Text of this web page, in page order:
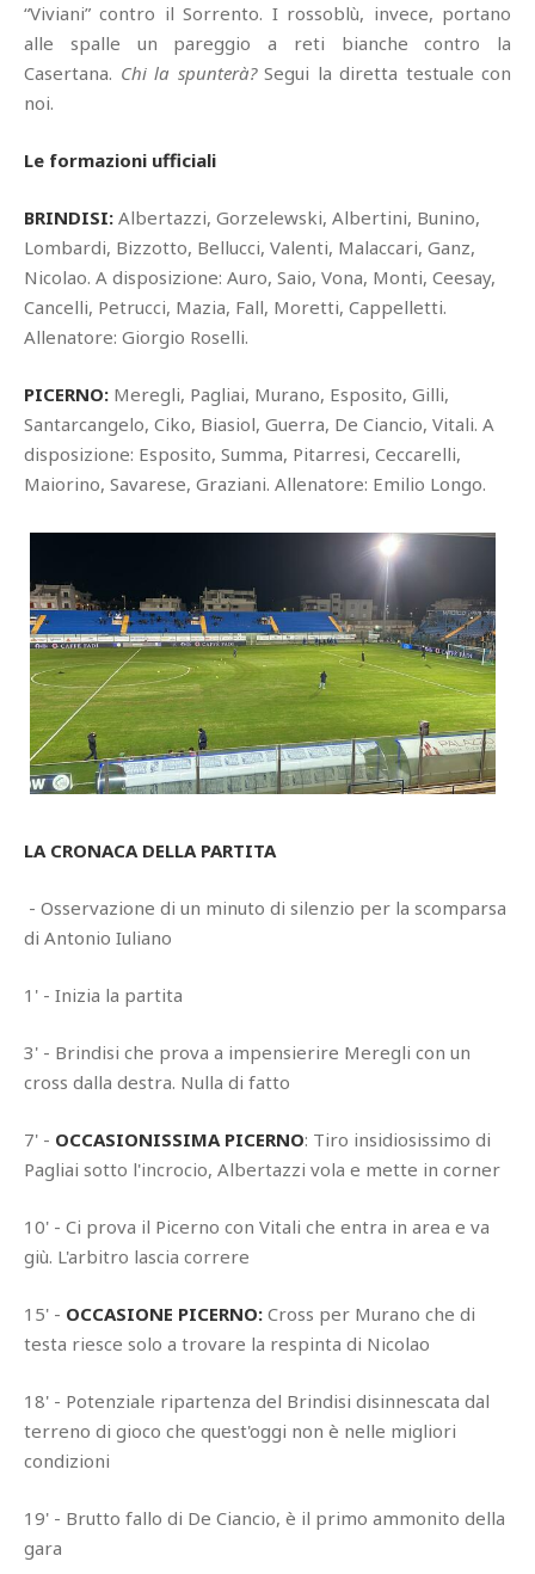
“Viviani” contro il Sorrento. I rossoblù, invece, portano
alle spalle un pareggio a reti bianche contro la
Casertana. Chi la spunterà?Segui la diretta testuale con
noi.
Le formazioni ufficiali
BRINDISI: Albertazzi, Gorzelewski, Albertini, Bunino,
Lombardi, Bizzotto, Bellucci, Valenti, Malaccari, Ganz,
Nicolao. A disposizione: Auro, Saio, Vona, Monti, Ceesay,
Cancelli, Petrucci, Mazia, Fall, Moretti, Cappelletti.
Allenatore: Giorgio Roselli.
PICERNO: Meregli, Pagliai, Murano, Esposito, Gilli,
Santarcangelo, Ciko, Biasiol, Guerra, De Ciancio, Vitali. A
disposizione: Esposito, Summa, Pitarresi, Ceccarelli,
Maiorino, Savarese, Graziani. Allenatore: Emilio Longo.
LA CRONACA DELLA PARTITA
- Osservazione di un minuto di silenzio per la scomparsa
di Antonio Iuliano
1' - Inizia la partita
3' - Brindisi che prova a impensierire Meregli con un
cross dalla destra. Nulla di fatto
7' - OCCASIONISSIMA PICERNO: Tiro insidiosissimo di
Pagliai sotto l'incrocio, Albertazzi vola e mette in corner
10' - Ci prova il Picerno con Vitali che entra in area e va
giù. L'arbitro lascia correre
15' - OCCASIONE PICERNO: Cross per Murano che di
testa riesce solo a trovare la respinta di Nicolao
18' - Potenziale ripartenza del Brindisi disinnescata dal
terreno di gioco che quest'oggi non è nelle migliori
condizioni
19' - Brutto fallo di De Ciancio, è il primo ammonito della
gara